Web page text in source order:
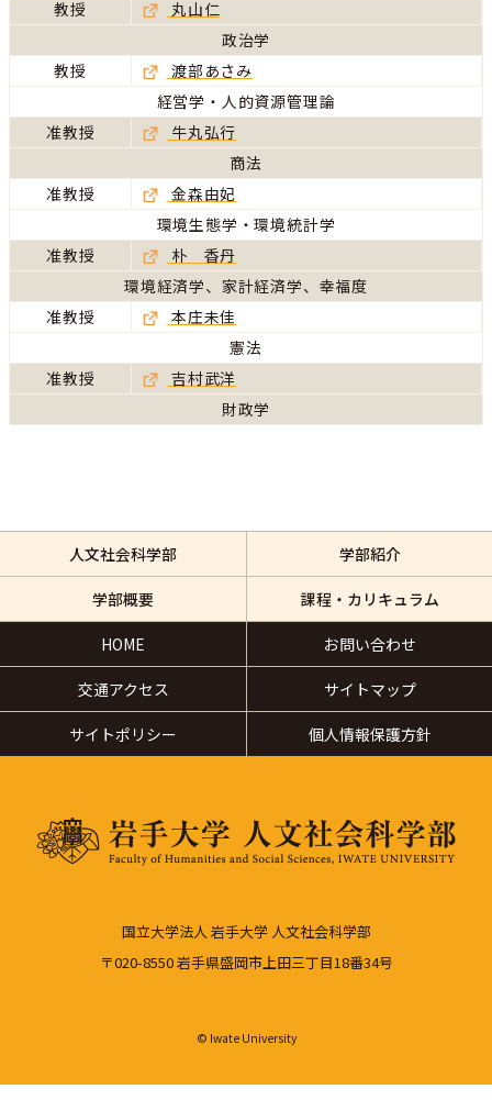
教授
丸山仁
政治学
教授
渡部あさみ
経営学・人的資源管理論
准教授
牛丸弘行
商法
准教授
金森由妃
環境生態学・環境統計学
准教授
朴 香丹
環境経済学、家計経済学、幸福度
准教授
本庄未佳
憲法
准教授
吉村武洋
財政学
人文社会科学部 学部紹介
学部概要 課程・カリキュラム
HOME お問い合わせ
交通アクセス サイトマップ
サイトポリシー 個人情報保護方針
国立大学法人 岩手大学 人文社会科学部
〒020-8550 岩手県盛岡市上田三丁目18番34号
© Iwate University